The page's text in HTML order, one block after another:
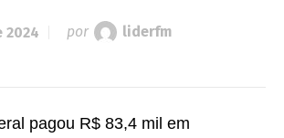
2024 por
liderfm
pagou R$ 83,4 mil em